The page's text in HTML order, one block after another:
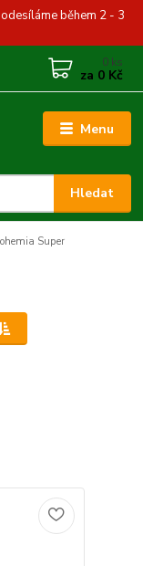
během 2 - 3
Menu
Hledat
0 ks
za 0 Kč
Super